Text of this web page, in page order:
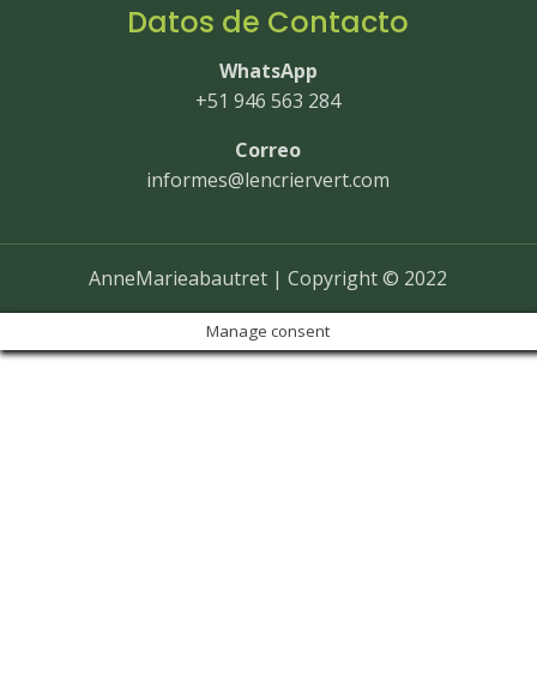
Datos de Contacto
WhatsApp
+51 946 563 284
Correo
informes@lencriervert.com
AnneMarieabautret | Copyright © 2022
Manage consent